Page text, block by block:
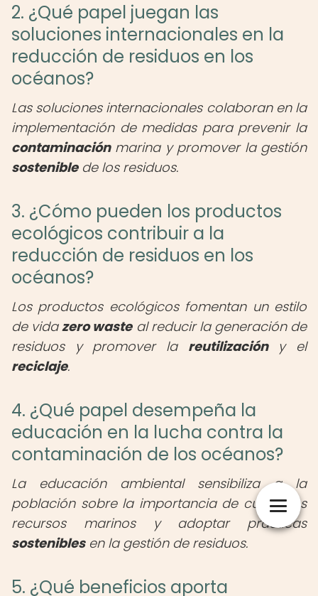
2. ¿Qué papel juegan las
soluciones internacionales en la
reducción de residuos en los
océanos?
Las soluciones internacionales colaboran en la
implementación de medidas para prevenir la
contaminaciónmarina y promover la gestión
sosteniblede los residuos.
3. ¿Cómo pueden los productos
ecológicos contribuir a la
reducción de residuos en los
océanos?
Los productos ecológicos fomentan un estilo
de vidazero wasteal reducir la generación de
residuos y promover la reutilizacióny el
reciclaje.
4. ¿Qué papel desempeña la
educación en la lucha contra la
contaminación de los océanos?
La educación ambiental sensibiliza a la
población sobre la importancia de cuidar los
recursos marinos y adoptar prácticas
sosteniblesen la gestión de residuos.
5. ¿Qué beneficios aporta